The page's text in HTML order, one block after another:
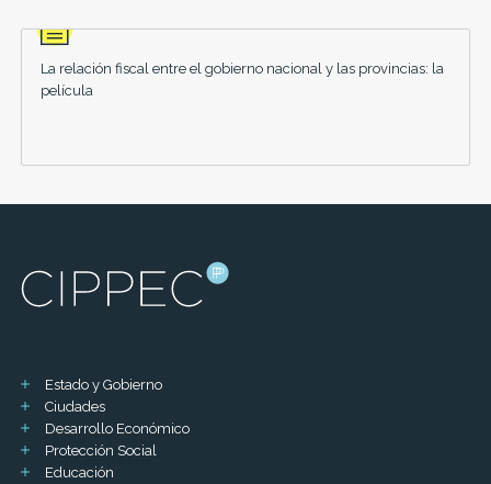
La relación fiscal entre el gobierno nacional y las provincias: la
película
Estado y Gobierno
Ciudades
Desarrollo Económico
Protección Social
Educación